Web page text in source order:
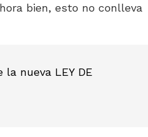
bien, esto no conlleva
nueva LEY DE